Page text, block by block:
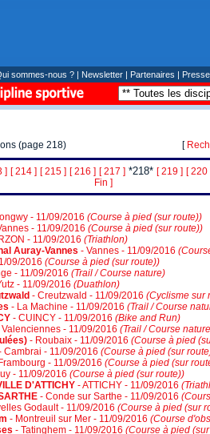
sommes-nous ? | Newsletter | Partenaires | Presse
(page 218) [
] [ 214 ] [ 215 ] [ 216 ] [ 217 ] *218* [ 219 ] [ 220
Fin ]
- 11/09/2016 (Course à pied (sur route))
- 11/09/2016 (Course à pied (sur route))
- 11/09/2016 (Triathlon)
Auray-Vannes - Vannes - 11/09/2016
09/2016 (Course à pied (sur route))
- 11/09/2016 (Trail / Course nature)
- 11/09/2016 (Duathlon)
- Creutzwald - 11/09/2016 (Cyclisme sur
- La Machine - 11/09/2016 (Trail / Course
- CUINCY - 11/09/2016 (Bike and Run)
Valenciennes - 11/09/2016 (Trail / Course
- Roubaix - 11/09/2016 (Course à pied
Cambrai - 11/09/2016 (Course à pied (sur
- 11/09/2016 (Course à pied (sur
- 11/09/2016 (Course à pied (sur route))
D'ATTICHY - ATTICHY - 11/09/2016
- Conde sur Sarthe - 11/09/2016
Godault - 11/09/2016 (Course à pied (sur
- Montreuil sur Mer - 11/09/2016 (Course
- Tatinghem - 11/09/2016 (Course à pied